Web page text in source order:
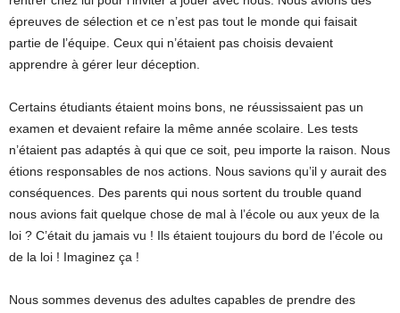
épreuves de sélection et ce n’est pas tout le monde qui faisait
partie de l’équipe. Ceux qui n’étaient pas choisis devaient
apprendre à gérer leur déception.
Certains étudiants étaient moins bons, ne réussissaient pas un
examen et devaient refaire la même année scolaire. Les tests
n’étaient pas adaptés à qui que ce soit, peu importe la raison. Nous
étions responsables de nos actions. Nous savions qu’il y aurait des
conséquences. Des parents qui nous sortent du trouble quand
nous avions fait quelque chose de mal à l’école ou aux yeux de la
loi ? C’était du jamais vu ! Ils étaient toujours du bord de l’école ou
de la loi ! Imaginez ça !
Nous sommes devenus des adultes capables de prendre des